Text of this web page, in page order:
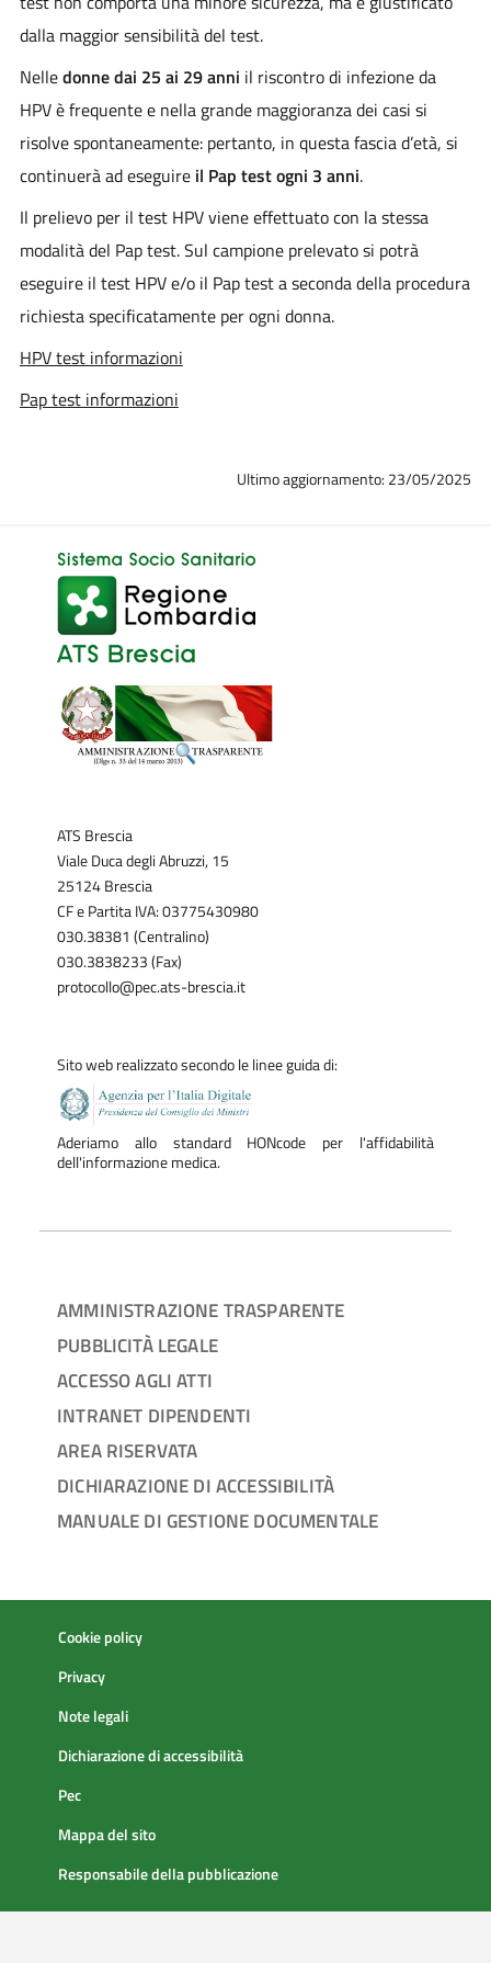
dalla maggior sensibilità del test.
Nelledonne dai 25 ai 29 anni il riscontro di infezione da
HPV è frequente e nella grande maggioranza dei casi si
risolve spontaneamente: pertanto, in questa fascia d’età, si
continuerà ad eseguire il Pap test ogni 3 anni.
Il prelievo per il test HPV viene effettuato con la stessa
modalità del Pap test. Sul campione prelevato si potrà
eseguire il test HPV e/o il Pap test a seconda della procedura
richiesta specificatamente per ogni donna.
HPV test informazioni
Pap test informazioni
Ultimo aggiornamento: 23/05/2025
ATS Brescia
Viale Duca degli Abruzzi, 15
25124 Brescia
CF e Partita IVA: 03775430980
030.38381 (Centralino)
030.3838233 (Fax)
protocollo@pec.ats-brescia.it
Sito web realizzato secondo le linee guida di:
Aderiamo allo standard HONcode per l'affidabilità
dell'informazione medica.
AMMINISTRAZIONE TRASPARENTE
PUBBLICITÀ LEGALE
ACCESSO AGLI ATTI
INTRANET DIPENDENTI
AREA RISERVATA
DICHIARAZIONE DI ACCESSIBILITÀ
MANUALE DI GESTIONE DOCUMENTALE
Cookie policy
Privacy
Note legali
Dichiarazione di accessibilità
Pec
Mappa del sito
Responsabile della pubblicazione